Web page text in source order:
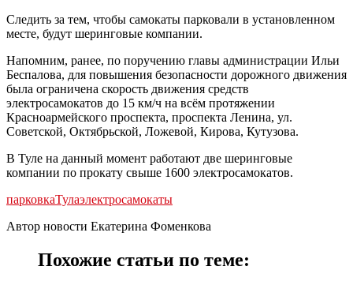
Следить за тем, чтобы самокаты парковали в установленном
месте, будут шеринговые компании.
Напомним, ранее, по поручению главы администрации Ильи
Беспалова, для повышения безопасности дорожного движения
была ограничена скорость движения средств
электросамокатов до 15 км/ч на всём протяжении
Красноармейского проспекта, проспекта Ленина, ул.
Советской, Октябрьской, Ложевой, Кирова, Кутузова.
В Туле на данный момент работают две шеринговые
компании по прокату свыше 1600 электросамокатов.
парковкаТулаэлектросамокаты
Автор новости Екатерина Фоменкова
Похожие статьи по теме: